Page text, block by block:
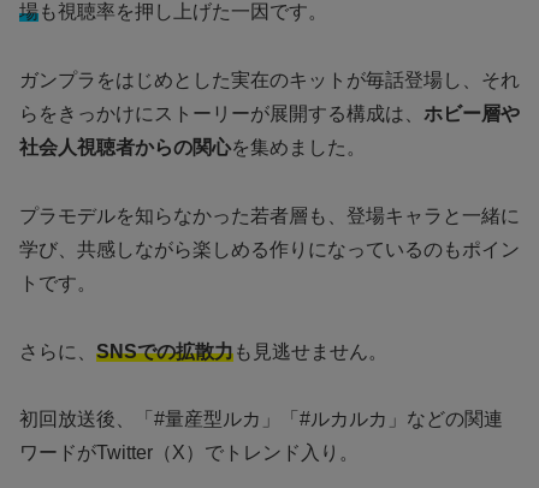
場も視聴率を押し上げた一因です。
ガンプラをはじめとした実在のキットが毎話登場し、それ
らをきっかけにストーリーが展開する構成は、 ホビー層や
社会人視聴者からの関心を集めました。
プラモデルを知らなかった若者層も、登場キャラと一緒に
学び、共感しながら楽しめる作りになっているのもポイン
トです。
さらに、 SNSでの拡散力も見逃せません。
初回放送後、「#量産型ルカ」「#ルカルカ」などの関連
ワードがTwitter（X）でトレンド入り。